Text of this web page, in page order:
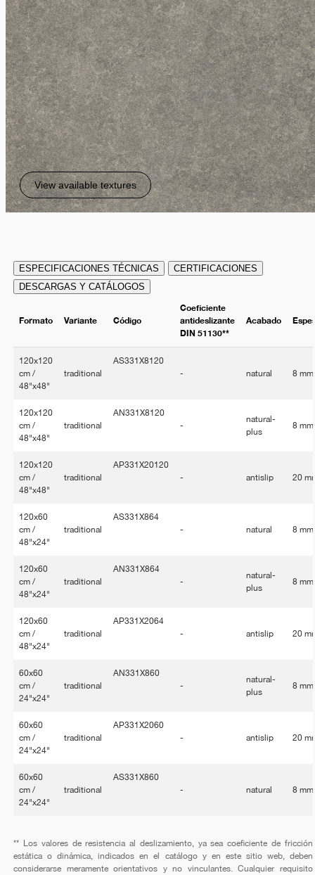
View available textures
ESPECIFICACIONES TÉCNICAS
CERTIFICACIONES
DESCARGAS Y CATÁLOGOS
Formato Variante Código
Coeficiente
antideslizante
DIN 51130**
Acabado
120x120
cm /
48"x48"
traditional
AS331X8120
-
natural 8 mm
120x120
cm /
48"x48"
traditional
AN331X8120
-
natural-
plus
8 mm
120x120
cm /
48"x48"
traditional
AP331X20120
-
antislip 20
120x60
cm /
48"x24"
traditional
AS331X864
-
natural 8 mm
120x60
cm /
48"x24"
traditional
AN331X864
-
natural-
plus
8 mm
120x60
cm /
48"x24"
traditional
AP331X2064
-
antislip 20
60x60
cm /
24"x24"
traditional
AN331X860
-
natural-
plus
8 mm
60x60
cm /
24"x24"
traditional
AP331X2060
-
antislip 20
60x60
cm /
24"x24"
traditional
AS331X860
-
natural 8 mm
** Los valores de resistencia al deslizamiento, ya sea coeficiente de fricción
estática o dinámica, indicados en el catálogo y en este sitio web, deben
considerarse meramente orientativos y no vinculantes. Cualquier requisito